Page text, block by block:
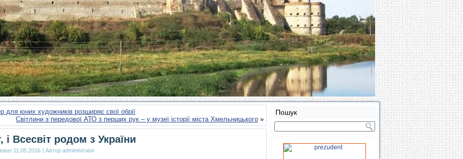
для юних художників розширяє свої обрії
Світлини з передової АТО з перших рук – у музеї історії міста Хмельницького »
і Всесвіт родом з України
11.05.2016 | Автор administrator
Пошук